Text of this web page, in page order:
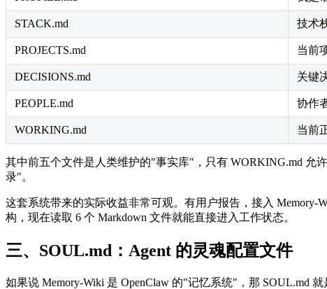
STACK.md 技术
PROJECTS.md 当前
DECISIONS.md 关键
PEOPLE.md 协作
WORKING.md 当前
其中前五个文件是人类维护的"事实库"，只有 WORKING.md
录"。
这套系统带来的实际收益非常可观。有用户报告，接入 Memory-
构，现在读取 6 个 Markdown 文件就能直接进入工作状态。
三、SOUL.md：Agent 的灵魂配置文件
如果说 Memory-Wiki 是 OpenClaw 的"记忆系统"，那 SOUL.md